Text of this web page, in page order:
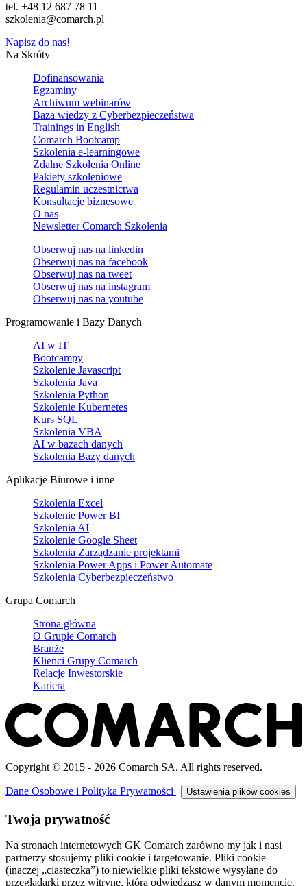
tel. +48 12 687 78 11
szkolenia@comarch.pl
Napisz do nas!
Na Skróty
Dofinansowania
Egzaminy
Archiwum webinarów
Baza wiedzy z Cyberbezpieczeństwa
Trainings in English
Comarch Bootcamp
Szkolenia e-learningowe
Zdalne Szkolenia Online
Pakiety szkoleniowe
Regulamin uczestnictwa
Konsultacje biznesowe
O nas
Newsletter Comarch Szkolenia
Obserwuj nas na linkedin
Obserwuj nas na facebook
Obserwuj nas na tweet
Obserwuj nas na instagram
Obserwuj nas na youtube
Programowanie i Bazy Danych
AI w IT
Bootcampy
Szkolenie Javascript
Szkolenia Java
Szkolenia Python
Szkolenie Kubernetes
Kurs SQL
Szkolenia VBA
AI w bazach danych
Szkolenia Bazy danych
Aplikacje Biurowe i inne
Szkolenia Excel
Szkolenie Power BI
Szkolenia AI
Szkolenie Google Sheet
Szkolenia Zarządzanie projektami
Szkolenia Power Apps i Power Automate
Szkolenia Cyberbezpieczeństwo
Grupa Comarch
Strona główna
O Grupie Comarch
Branże
Klienci Grupy Comarch
Relacje Inwestorskie
Kariera
Copyright © 2015 - 2026 Comarch SA. All rights reserved.
Dane Osobowe i Polityka Prywatności | Ustawienia plików cookies
Twoja prywatność
Na stronach internetowych GK Comarch zarówno my jak i nasi
partnerzy stosujemy pliki cookie i targetowanie. Pliki cookie
(inaczej „ciasteczka”) to niewielkie pliki tekstowe wysyłane do
przeglądarki przez witrynę, którą odwiedzasz w danym momencie.